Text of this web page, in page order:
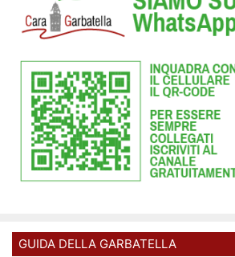
GUIDA DELLA GARBATELLA